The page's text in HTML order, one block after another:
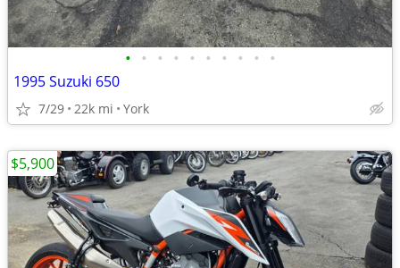
• • • • • • • • • •
1995 Suzuki 650
7/29 22k mi York
$5,900